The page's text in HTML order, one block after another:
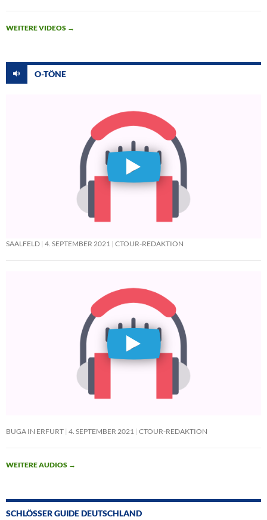
WEITERE VIDEOS →
O-TÖNE
SAALFELD 4. SEPTEMBER 2021 CTOUR-REDAKTION
BUGA IN ERFURT 4. SEPTEMBER 2021 CTOUR-REDAKTION
WEITERE AUDIOS →
SCHLÖSSER GUIDE DEUTSCHLAND